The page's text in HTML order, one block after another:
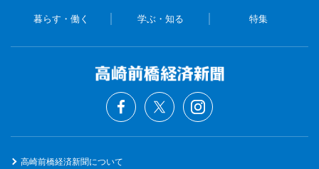
暮らす・働く 学ぶ・知る 特集
高崎前橋経済新聞について